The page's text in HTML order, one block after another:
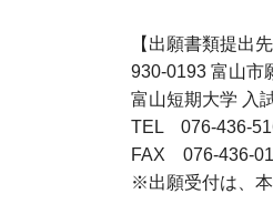
【出願書類提出先
930-0193 富山市
富山短期大学 入
TEL 076-436-
FAX 076-436-
※出願受付は、本